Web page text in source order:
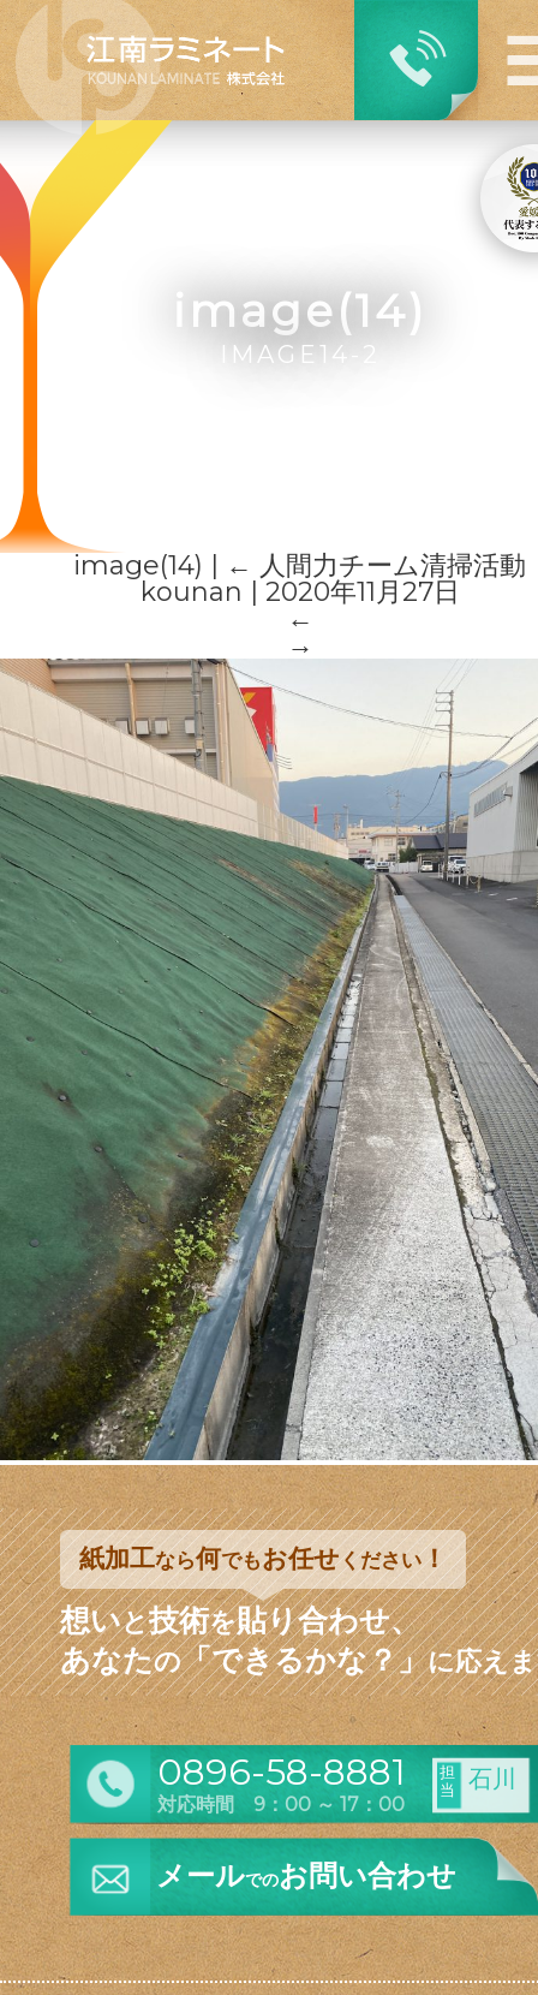
image(14)
image(14) ← 人間力チーム清掃活動
kounan
2020年11月27日
←
→
紙加工なら何でもお任せください！
想いと技術を貼り合わせ、
あなたの「できるかな？」に応え
0896-58-8881
対応時間 9：00 ～ 17：00
担
当
石川
メールでのお問い合わせ